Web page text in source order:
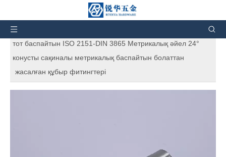
» Өнімдер »
болаттан жасалған гидравликалық фитингтер
тот баспайтын ISO 2151-DIN 3865 Метрикалық әйел 24°
конусты сақиналы метрикалық баспайтын болаттан
жасалған құбыр фитингтері